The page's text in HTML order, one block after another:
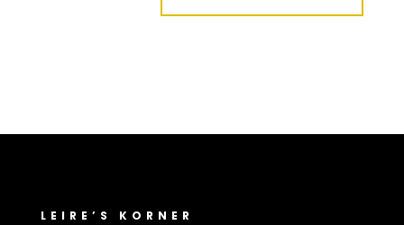
LEIRE’S KORNER